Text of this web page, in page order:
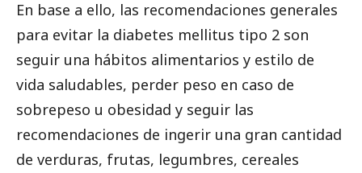
En base a ello, las recomendaciones generales
para evitar la diabetes mellitus tipo 2 son
seguir una hábitos alimentarios y estilo de
vida saludables, perder peso en caso de
sobrepeso u obesidad y seguir las
recomendaciones de ingerir una gran cantidad
de verduras, frutas, legumbres, cereales